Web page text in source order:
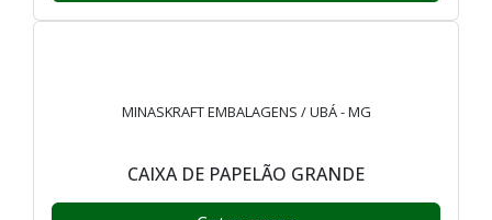
MINASKRAFT EMBALAGENS / UBÁ - MG
CAIXA DE PAPELÃO GRANDE